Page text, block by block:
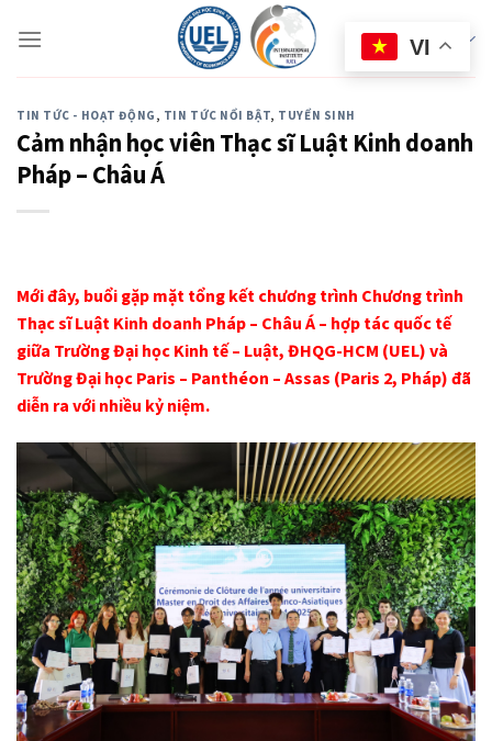
eBrochure
TIN TỨC - HOẠT ĐỘNG , TIN TỨC NỔI BẬT, TUYỂN SINH
Cảm nhận học viên Thạc sĩ Luật Kinh doanh
Pháp – Châu Á
Mới đây, buổi gặp mặt tổng kết chương trình Chương trình
Thạc sĩ Luật Kinh doanh Pháp – Châu Á – hợp tác quốc tế
giữa Trường Đại học Kinh tế – Luật, ĐHQG-HCM (UEL) và
Trường Đại học Paris – Panthéon – Assas (Paris 2, Pháp) đã
diễn ra với nhiều kỷ niệm.
VI